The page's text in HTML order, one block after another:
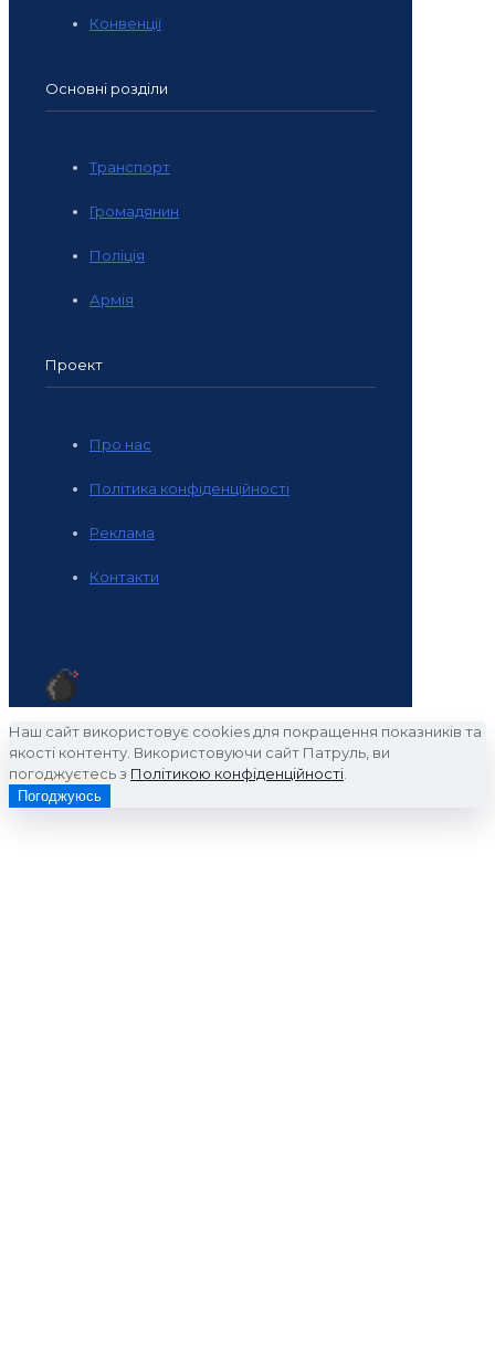
Конвенції
Основні розділи
Транспорт
Громадянин
Поліція
Армія
Проект
Про нас
Політика конфіденційності
Реклама
Контакти
Наш сайт використовує cookies для покращення показників та
якості контенту. Використовуючи сайт Патруль, ви
погоджуєтесь з Політикою конфіденційності
Погоджуюсь